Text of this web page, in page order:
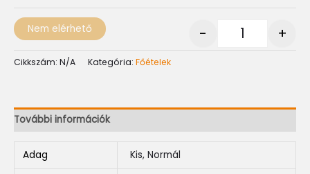
- +
Nem elérhető
Cikkszám: N/A Kategória: Főételek
További információk
Adag Kis, Normál